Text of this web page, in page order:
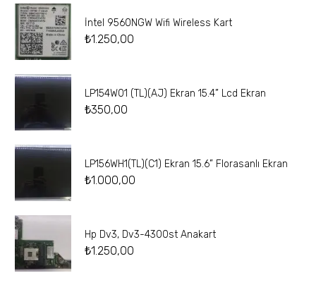
İntel 9560NGW Wifi Wireless Kart
₺1.250,00
LP154W01 (TL)(AJ) Ekran 15.4” Lcd Ekran
₺350,00
LP156WH1(TL)(C1) Ekran 15.6” Florasanlı Ekran
₺1.000,00
Hp Dv3, Dv3-4300st Anakart
₺1.250,00